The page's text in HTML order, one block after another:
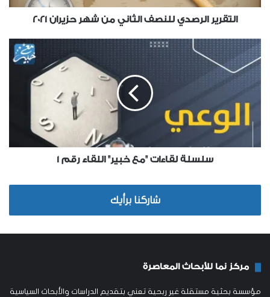
التقرير الرصدي للنصف الثاني من شهر حزيران 2021
سلسلة لقاءات "مع خبير" اللقاء رقم 1
شاركنا برأيك
مركز نما للأبحاث المعاصرة
مؤسسة بحثية مستقلة غير ربحية تعني بتقديم الدراسات والأبحاث السياسية